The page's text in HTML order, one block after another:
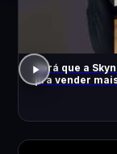
Será que a
pra vender